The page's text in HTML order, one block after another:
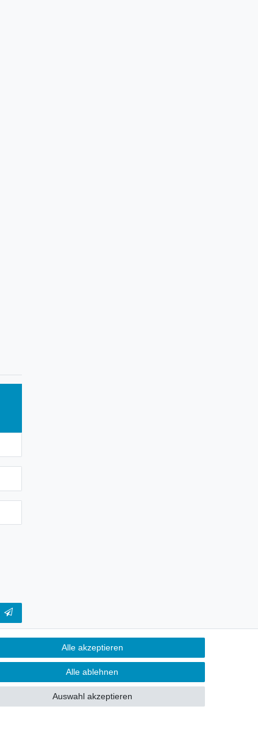
Alle akzeptieren
Alle ablehnen
Auswahl akzeptieren